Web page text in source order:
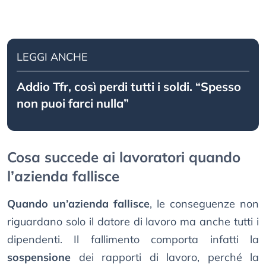
LEGGI ANCHE
Addio Tfr, così perdi tutti i soldi. “Spesso
non puoi farci nulla”
Cosa succede ai lavoratori quando
l’azienda fallisce
Quando un’azienda fallisce, le conseguenze non
riguardano solo il datore di lavoro ma anche tutti i
dipendenti. Il fallimento comporta infatti la
sospensione dei rapporti di lavoro, perché la